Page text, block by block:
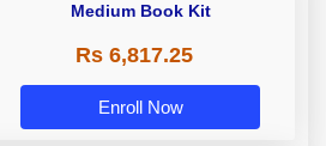
Medium Book Kit
Rs 6,817.25
Enroll Now